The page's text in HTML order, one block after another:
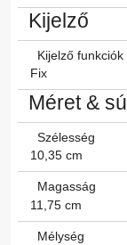
Kijelző
Kijelző funkciók
Fix
Méret &
Szélesség
10,35 cm
Magasság
11,75 cm
Mélység